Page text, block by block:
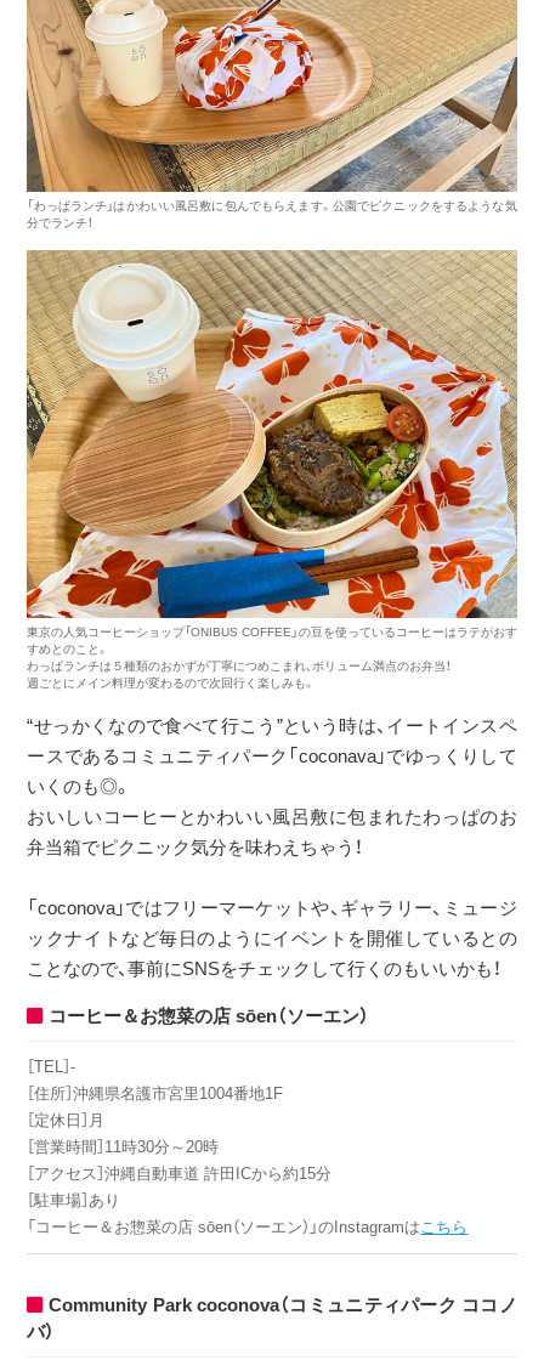
「わっぱランチ」はかわいい風呂敷に包んでもらえます。公園でピクニックをするような気
分でランチ！
東京の人気コーヒーショップ「ONIBUS COFFEE」の豆を使っているコーヒーはラテがおす
すめとのこと。
わっぱランチは５種類のおかずが丁寧につめこまれ、ボリューム満点のお弁当！
週ごとにメイン料理が変わるので次回行く楽しみも。
“せっかくなので食べて行こう”という時は、イートインスペ
ースであるコミュニティパーク「coconava」でゆっくりして
いくのも◎。
おいしいコーヒーとかわいい風呂敷に包まれたわっぱのお
弁当箱でピクニック気分を味わえちゃう！
「coconova」ではフリーマーケットや、ギャラリー、ミュージ
ックナイトなど毎日のようにイベントを開催しているとの
ことなので、事前にSNSをチェックして行くのもいいかも！
コーヒー＆お惣菜の店 sōen（ソーエン）
［TEL］‐
［住所］沖縄県名護市宮里1004番地1F
［定休日］月
［営業時間］11時30分～20時
［アクセス］沖縄自動車道 許田ICから約15分
［駐車場］あり
「コーヒー＆お惣菜の店 sōen（ソーエン）」のInstagramは こちら
Community Park coconova（コミュニティパーク ココノ
バ）